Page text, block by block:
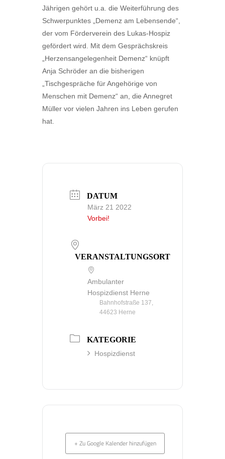
Jährigen gehört u.a. die Weiterführung des
Schwerpunktes „Demenz am Lebensende“,
der vom Förderverein des Lukas-Hospiz
gefördert wird. Mit dem Gesprächskreis
„Herzensangelegenheit Demenz“ knüpft
Anja Schröder an die bisherigen
„Tischgespräche für Angehörige von
Menschen mit Demenz“ an, die Annegret
Müller vor vielen Jahren ins Leben gerufen
hat.
DATUM
März 21 2022
Vorbei!
VERANSTALTUNGSORT
Ambulanter
Hospizdienst Herne
Bahnhofstraße 137,
44623 Herne
KATEGORIE
Hospizdienst
+ Zu Google Kalender hinzufügen